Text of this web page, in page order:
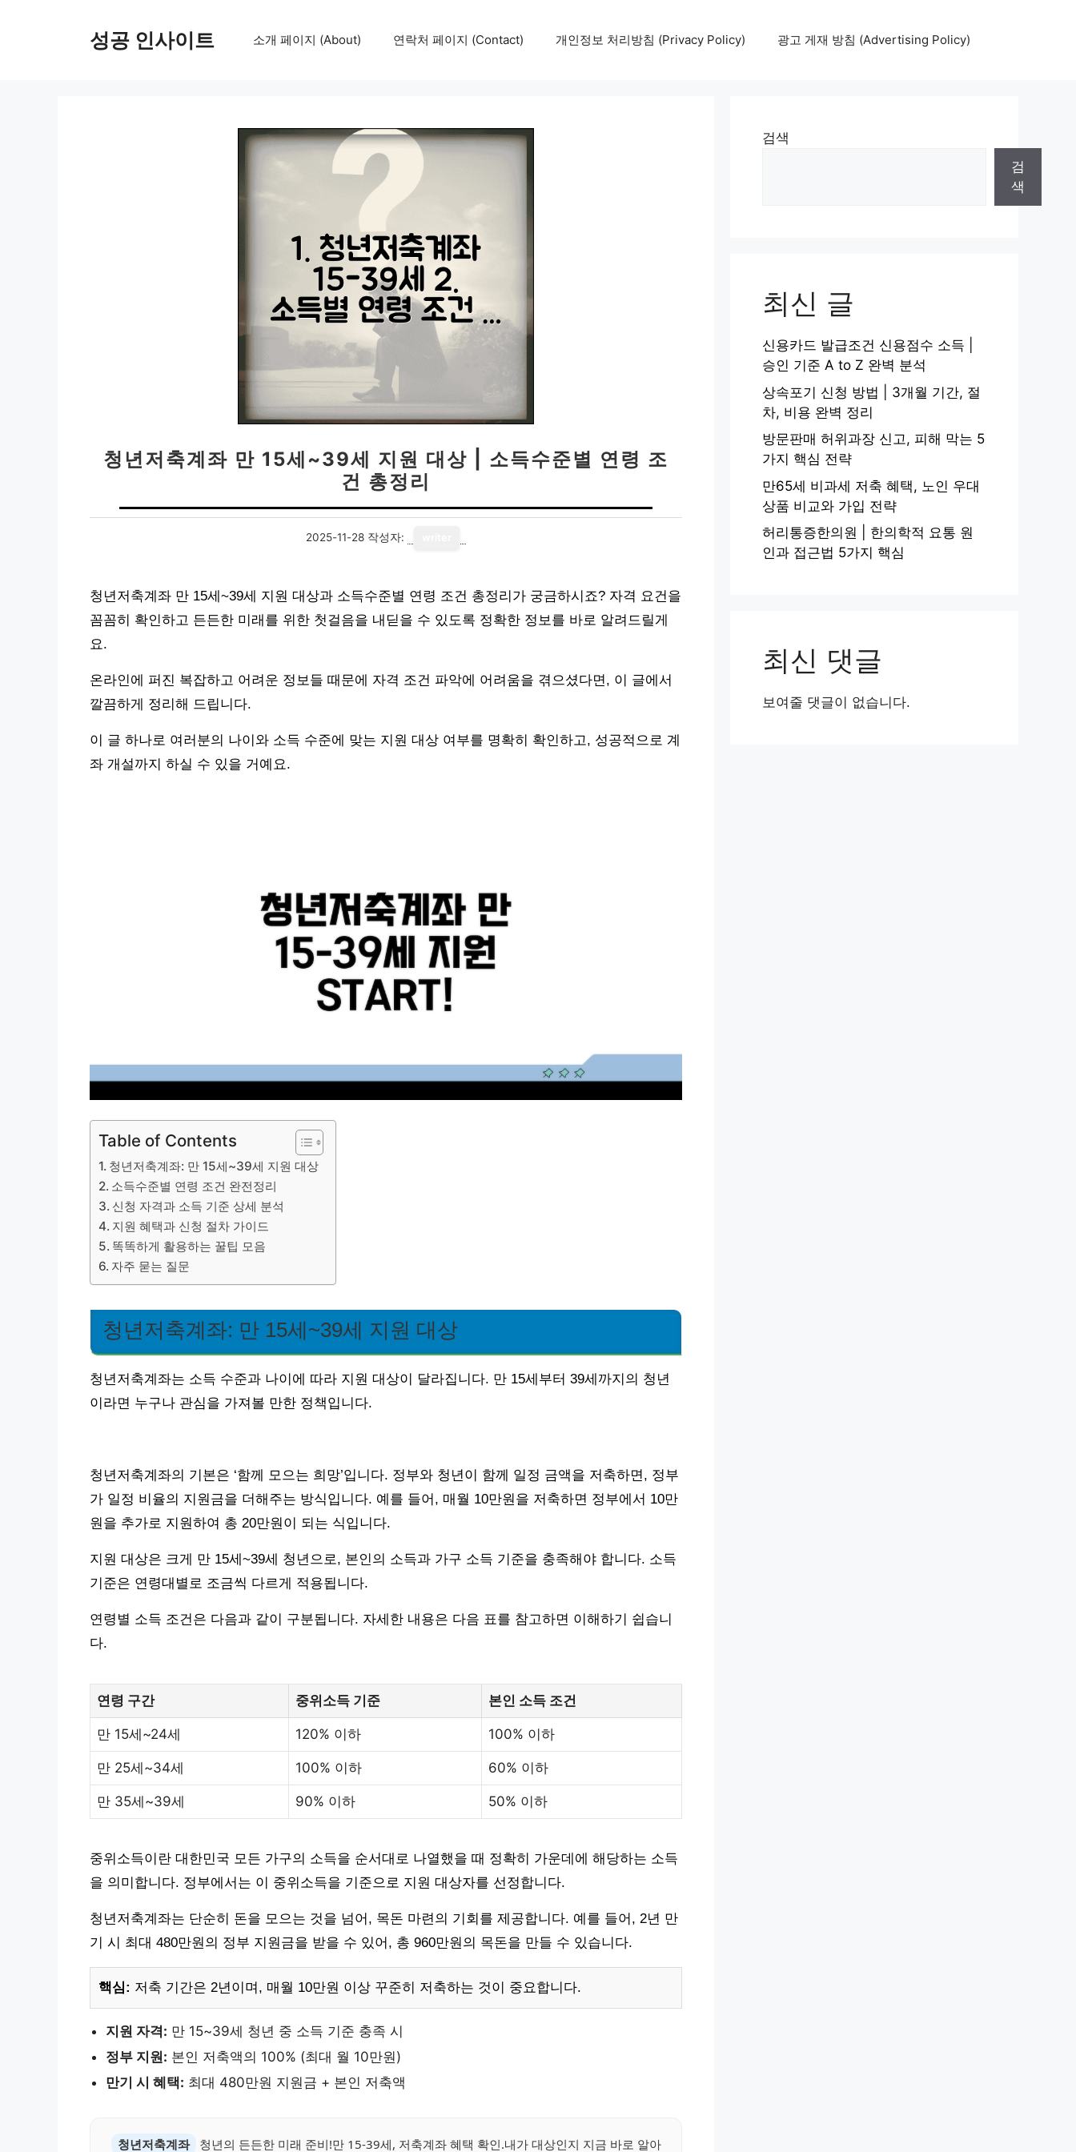
성공 인사이트 소개 페이지 (About) 연락처 페이지 (Contact) 개인정보 처리방침 (Privacy Policy) 광고 게재 방침 (Advertising Policy)
청년저축계좌 만 15세~39세 지원 대상 | 소득수준별 연령 조
건 총정리
2025-11-28 작성자:
청년저축계좌 만 15세~39세 지원 대상과 소득수준별 연령 조건 총정리가 궁금하시죠? 자격 요건을
꼼꼼히 확인하고 든든한 미래를 위한 첫걸음을 내딛을 수 있도록 정확한 정보를 바로 알려드릴게
요.
온라인에 퍼진 복잡하고 어려운 정보들 때문에 자격 조건 파악에 어려움을 겪으셨다면, 이 글에서
깔끔하게 정리해 드립니다.
이 글 하나로 여러분의 나이와 소득 수준에 맞는 지원 대상 여부를 명확히 확인하고, 성공적으로 계
좌 개설까지 하실 수 있을 거예요.
Table of Contents
청년저축계좌: 만 15세~39세 지원 대상
소득수준별 연령 조건 완전정리
신청 자격과 소득 기준 상세 분석
지원 혜택과 신청 절차 가이드
똑똑하게 활용하는 꿀팁 모음
자주 묻는 질문
청년저축계좌: 만 15세~39세 지원 대상
청년저축계좌는 소득 수준과 나이에 따라 지원 대상이 달라집니다. 만 15세부터 39세까지의 청년
이라면 누구나 관심을 가져볼 만한 정책입니다.
청년저축계좌의 기본은 ‘함께 모으는 희망’입니다. 정부와 청년이 함께 일정 금액을 저축하면, 정부
가 일정 비율의 지원금을 더해주는 방식입니다. 예를 들어, 매월 10만원을 저축하면 정부에서 10만
원을 추가로 지원하여 총 20만원이 되는 식입니다.
지원 대상은 크게 만 15세~39세 청년으로, 본인의 소득과 가구 소득 기준을 충족해야 합니다. 소득
기준은 연령대별로 조금씩 다르게 적용됩니다.
연령별 소득 조건은 다음과 같이 구분됩니다. 자세한 내용은 다음 표를 참고하면 이해하기 쉽습니
다.
연령 구간 중위소득 기준 본인 소득 조건
만 15세~24세 120% 이하 100% 이하
만 25세~34세 100% 이하 60% 이하
만 35세~39세 90% 이하 50% 이하
중위소득이란 대한민국 모든 가구의 소득을 순서대로 나열했을 때 정확히 가운데에 해당하는 소득
을 의미합니다. 정부에서는 이 중위소득을 기준으로 지원 대상자를 선정합니다.
청년저축계좌는 단순히 돈을 모으는 것을 넘어, 목돈 마련의 기회를 제공합니다. 예를 들어, 2년 만
기 시 최대 480만원의 정부 지원금을 받을 수 있어, 총 960만원의 목돈을 만들 수 있습니다.
핵심: 저축 기간은 2년이며, 매월 10만원 이상 꾸준히 저축하는 것이 중요합니다.
지원 자격: 만 15~39세 청년 중 소득 기준 충족 시
정부 지원: 본인 저축액의 100% (최대 월 10만원)
만기 시 혜택: 최대 480만원 지원금 + 본인 저축액
청년저축계좌 청년의 든든한 미래 준비!만 15-39세, 저축계좌 혜택 확인.내가 대상인지 지금 바로 알아
검색
검
색
최신 글
신용카드 발급조건 신용점수 소득 |
승인 기준 A to Z 완벽 분석
상속포기 신청 방법 | 3개월 기간, 절
차, 비용 완벽 정리
방문판매 허위과장 신고, 피해 막는 5
가지 핵심 전략
만65세 비과세 저축 혜택, 노인 우대
상품 비교와 가입 전략
허리통증한의원 | 한의학적 요통 원
인과 접근법 5가지 핵심
최신 댓글
보여줄 댓글이 없습니다.